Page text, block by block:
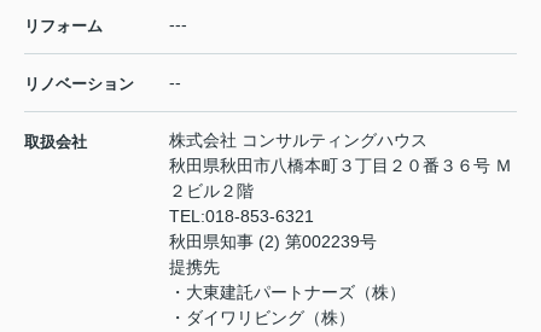
リフォーム ---
リノベーション --
取扱会社
株式会社 コンサルティングハウス
秋田県秋田市八橋本町３丁目２０番３６号 Ｍ
２ビル２階
TEL:018-853-6321
秋田県知事 (2) 第002239号
提携先
・大東建託パートナーズ（株）
・ダイワリビング（株）